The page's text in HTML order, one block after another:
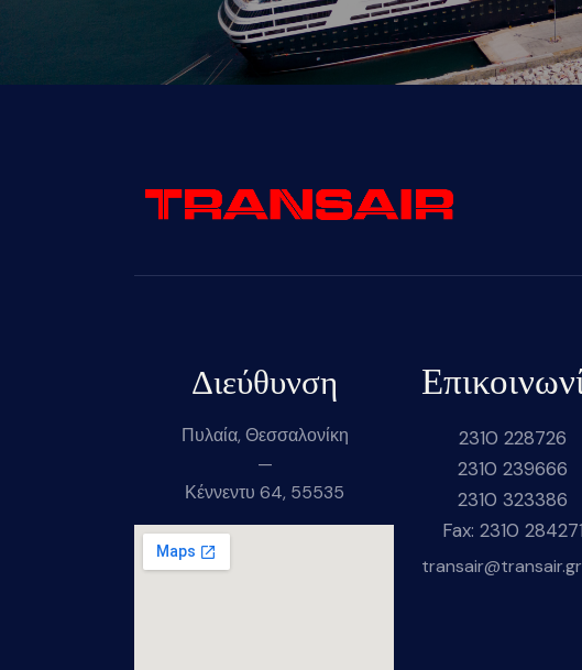
Διεύθυνση
Πυλαία, Θεσσαλονίκη
—
Κέννεντυ 64, 55535
2310 228726
2310 239666
2310 323386
Fax: 2310 284271
transair@transair.gr